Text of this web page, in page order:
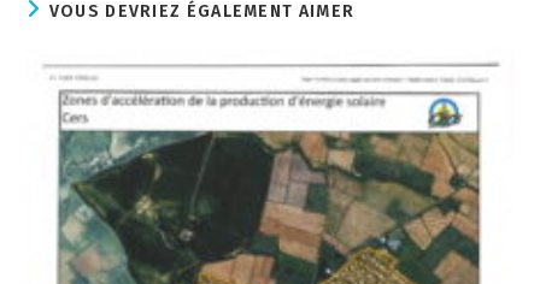
VOUS DEVRIEZ ÉGALEMENT AIMER